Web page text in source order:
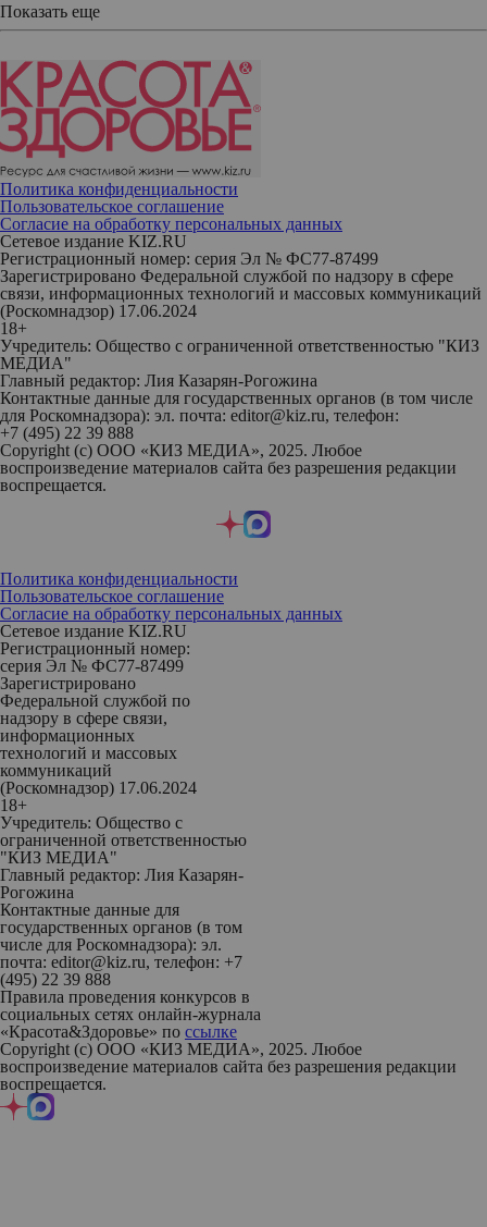
Показать еще
Политика конфиденциальности
Пользовательское соглашение
Согласие на обработку персональных данных
Сетевое издание KIZ.RU
Регистрационный номер: серия Эл № ФС77-87499
Зарегистрировано Федеральной службой по надзору в сфере
связи, информационных технологий и массовых коммуникаций
(Роскомнадзор) 17.06.2024
18+
Учредитель: Общество с ограниченной ответственностью "КИЗ
МЕДИА"
Главный редактор: Лия Казарян-Рогожина
Контактные данные для государственных органов (в том числе
для Роскомнадзора): эл. почта: editor@kiz.ru, телефон:
+7 (495) 22 39 888
Copyright (с) ООО «КИЗ МЕДИА», 2025. Любое
воспроизведение материалов сайта без разрешения редакции
воспрещается.
Политика конфиденциальности
Пользовательское соглашение
Согласие на обработку персональных данных
Сетевое издание KIZ.RU
Регистрационный номер:
серия Эл № ФС77-87499
Зарегистрировано
Федеральной службой по
надзору в сфере связи,
информационных
технологий и массовых
коммуникаций
(Роскомнадзор) 17.06.2024
18+
Учредитель: Общество с
ограниченной ответственностью
"КИЗ МЕДИА"
Главный редактор: Лия Казарян-
Рогожина
Контактные данные для
государственных органов (в том
числе для Роскомнадзора): эл.
почта: editor@kiz.ru, телефон: +7
(495) 22 39 888
Правила проведения конкурсов в
социальных сетях онлайн-журнала
«Красота&Здоровье» по ссылке
Copyright (с) ООО «КИЗ МЕДИА», 2025. Любое
воспроизведение материалов сайта без разрешения редакции
воспрещается.